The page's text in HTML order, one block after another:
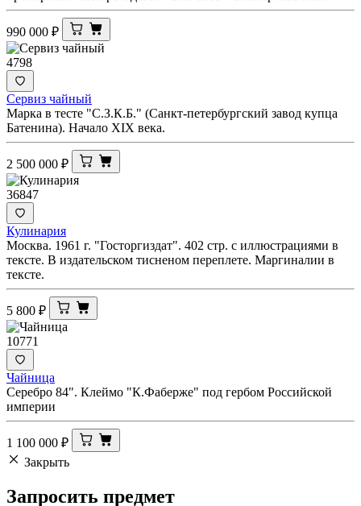
990 000 ₽
4798
Сервиз чайный
Марка в тесте "С.З.К.Б." (Санкт-петербургский завод купца
Батенина). Начало XIX века.
2 500 000 ₽
36847
Кулинария
Москва. 1961 г. "Госторгиздат". 402 стр. с иллюстрациями в
тексте. В издательском тисненом переплете. Маргиналии в
тексте.
5 800 ₽
10771
Чайница
Серебро 84". Клеймо "К.Фаберже" под гербом Российской
империи
1 100 000 ₽
Закрыть
Запросить предмет